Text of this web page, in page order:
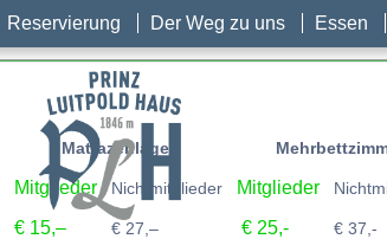
Reservierung Der Weg zu uns Essen
Matrazenlager
Mitglieder Nichtmitglieder Mitglieder
€ 15,– € 27,– € 25,- € 37,-